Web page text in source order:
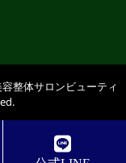
整体サロンビューティ